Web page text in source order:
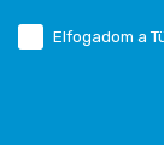
Elfogadom a